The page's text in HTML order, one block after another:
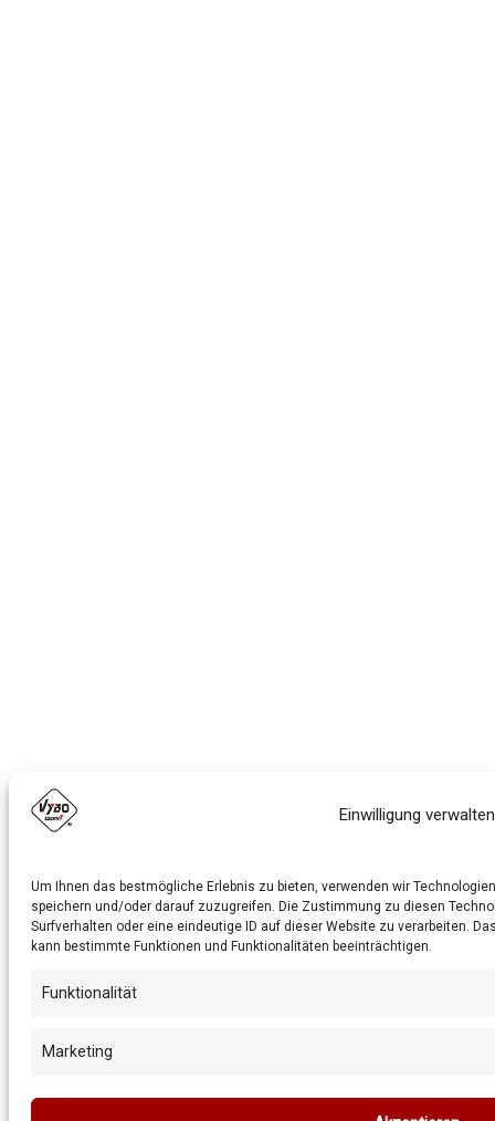
Einwilligung verwalten
Um Ihnen das bestmögliche Erlebnis zu bieten, verwenden wir
speichern und/oder darauf zuzugreifen. Die Zustimmung zu diesen
Surfverhalten oder eine eindeutige ID auf dieser Website zu verarbeiten.
kann bestimmte Funktionen und Funktionalitäten beeinträchtigen.
Funktionalität
Marketing